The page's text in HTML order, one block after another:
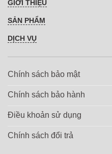
GIỚI THIỆU
SẢN PHẨM
DỊCH VỤ
Chính sách bảo mật
Chính sách bảo hành
Điều khoản sử dụng
Chính sách đổi trả